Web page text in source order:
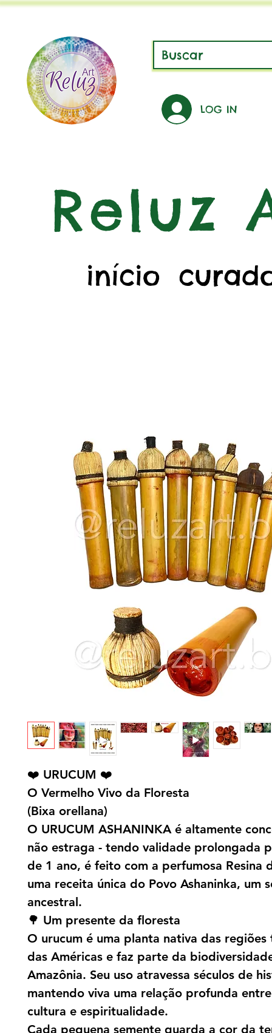
LOG IN
Reluz
início
❤️ URUCUM ❤️
O Vermelho Vivo da Floresta
(Bixa orellana)
O URUCUM ASHANINKA é altamente
não estraga - tendo validade prolongada
de 1 ano, é feito com a perfumosa Resina
uma receita única do Povo Ashaninka, um
ancestral.
🌳 Um presente da floresta
O urucum é uma planta nativa das regiões
das Américas e faz parte da
Amazônia. Seu uso atravessa séculos de
mantendo viva uma relação profunda
cultura e espiritualidade.
Cada pequena semente guarda a cor da